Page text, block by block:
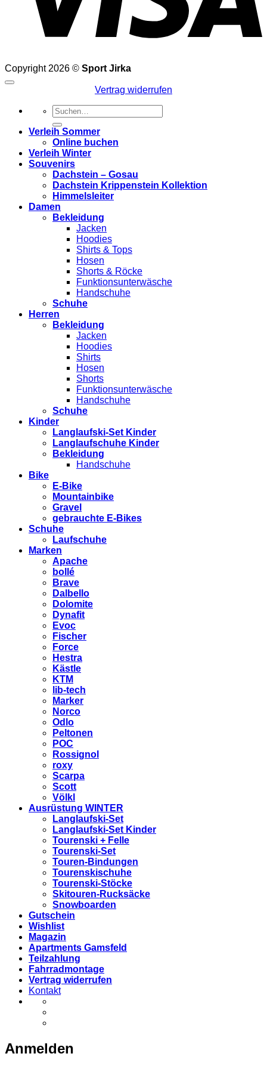
Copyright 2026 © Sport Jirka
Vertrag widerrufen
Suchen
nach:
Verleih Sommer
Online buchen
Verleih Winter
Souvenirs
Dachstein – Gosau
Dachstein Krippenstein Kollektion
Himmelsleiter
Damen
Bekleidung
Jacken
Hoodies
Shirts & Tops
Hosen
Shorts & Röcke
Funktionsunterwäsche
Handschuhe
Schuhe
Herren
Bekleidung
Jacken
Hoodies
Shirts
Hosen
Shorts
Funktionsunterwäsche
Handschuhe
Schuhe
Kinder
Langlaufski-Set Kinder
Langlaufschuhe Kinder
Bekleidung
Handschuhe
Bike
E-Bike
Mountainbike
Gravel
gebrauchte E-Bikes
Schuhe
Laufschuhe
Marken
Apache
bollé
Brave
Dalbello
Dolomite
Dynafit
Evoc
Fischer
Force
Hestra
Kästle
KTM
lib-tech
Marker
Norco
Odlo
Peltonen
POC
Rossignol
roxy
Scarpa
Scott
Völkl
Ausrüstung WINTER
Langlaufski-Set
Langlaufski-Set Kinder
Tourenski + Felle
Tourenski-Set
Touren-Bindungen
Tourenskischuhe
Tourenski-Stöcke
Skitouren-Rucksäcke
Snowboarden
Gutschein
Wishlist
Magazin
Apartments Gamsfeld
Teilzahlung
Fahrradmontage
Vertrag widerrufen
Kontakt
Anmelden